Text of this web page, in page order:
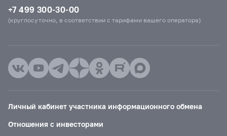
+7 499 300-30-00
(круглосуточно, в соответствии с тарифами вашего оператора)
Личный кабинет участника информационного обмена
Отношения с инвесторами